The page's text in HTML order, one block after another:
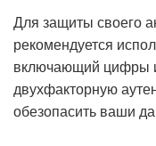
Для защиты своего
рекомендуется
включающий цифры
двухфакторную
обезопасить ваши